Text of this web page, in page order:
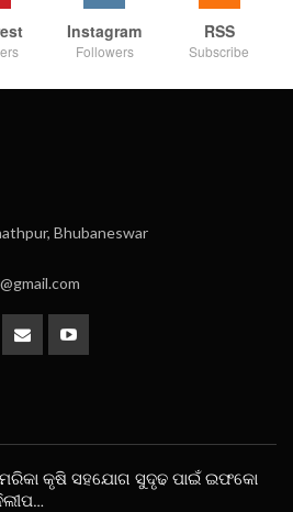
Instagram
Followers
RSS
Subscribe
Bhubaneswar
କୃଷି ସହଯୋଗ ସୁଦୃଢ ପାଇଁ ଇଫକୋ